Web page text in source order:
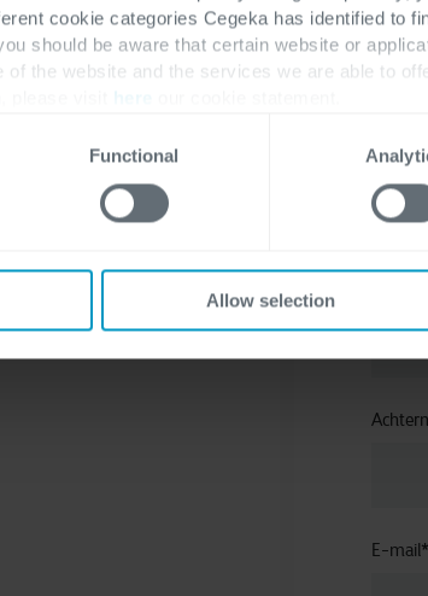
cookie categories Cegeka has identified to
should be aware that certain website or
the website and the services we are able to
here
Functional
Allow selection
in samenwerking met Cegeka.
leren
je
E-mail*